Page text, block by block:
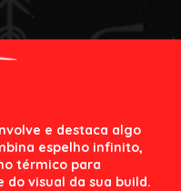
e destaca algo
espelho infinito,
térmico para
visual da sua build.